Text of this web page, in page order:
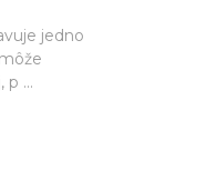
jedno
p ...